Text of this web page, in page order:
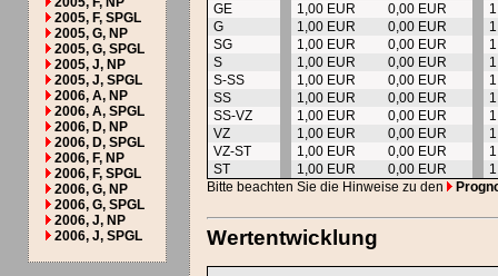
2005, F, SPGL
2005, G, NP
2005, G, SPGL
2005, J, NP
2005, J, SPGL
2006, A, NP
2006, A, SPGL
2006, D, NP
2006, D, SPGL
2006, F, NP
2006, F, SPGL
2006, G, NP
2006, G, SPGL
2006, J, NP
2006, J, SPGL
GE
1,00 EUR 0,00 EUR
G
1,00 EUR 0,00 EUR
SG
1,00 EUR 0,00 EUR
S
1,00 EUR 0,00 EUR
S-SS
1,00 EUR 0,00 EUR
SS
1,00 EUR 0,00 EUR
SS-VZ
1,00 EUR 0,00 EUR
VZ
1,00 EUR 0,00 EUR
VZ-ST
1,00 EUR 0,00 EUR
ST
1,00 EUR 0,00 EUR
Bitte beachten Sie die Hinweise zu den
Wertentwicklung